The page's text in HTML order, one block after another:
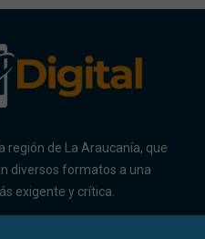
región de La Araucanía, que
diversos formatos a una
exigente y crítica.